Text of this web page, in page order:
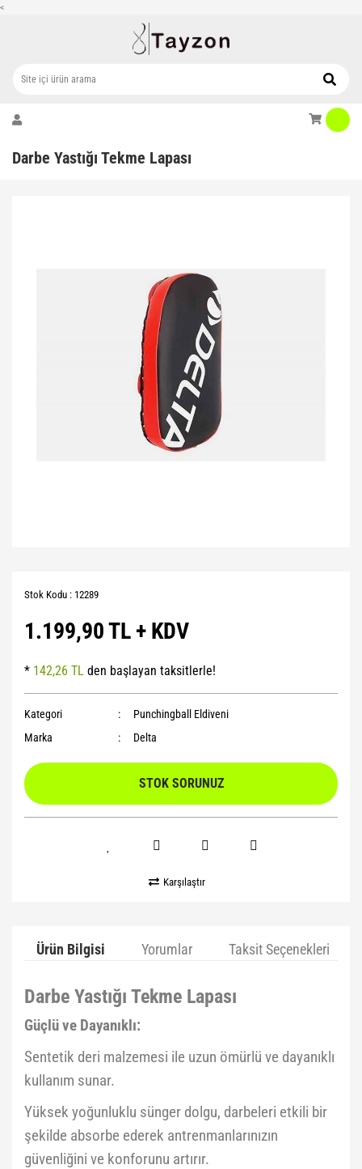
<
Darbe Yastığı Tekme Lapası
Stok Kodu : 12289
1.199,90 TL + KDV
* 142,26 TL den başlayan taksitlerle!
Kategori
Punchingball Eldiveni
Marka
Delta
STOK SORUNUZ
Karşılaştır
Ürün Bilgisi Yorumlar Taksit Seçenekleri
Darbe Yastığı Tekme Lapası
Güçlü ve Dayanıklı:
Sentetik deri malzemesi ile uzun ömürlü ve dayanıklı
kullanım sunar.
Yüksek yoğunluklu sünger dolgu, darbeleri etkili bir
şekilde absorbe ederek antrenmanlarınızın
güvenliğini ve konforunu artırır.